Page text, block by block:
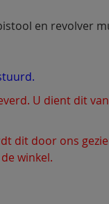
en revolver
U dient dit
dit door ons
winkel.